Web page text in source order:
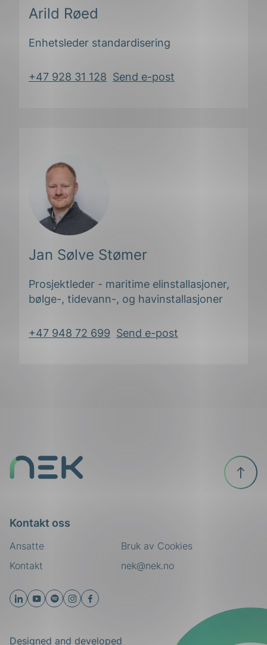
Arild Røed
Enhetsleder standardisering
+47 928 31 128 Send e-post
Jan Sølve Stømer
Prosjektleder - maritime elinstallasjoner,
bølge-, tidevann-, og havinstallasjoner
+47 948 72 699 Send e-post
Kontakt oss
Ansatte
nek@nek.no
Kontakt
Bruk av Cookies
Designed and developed
Til
toppen